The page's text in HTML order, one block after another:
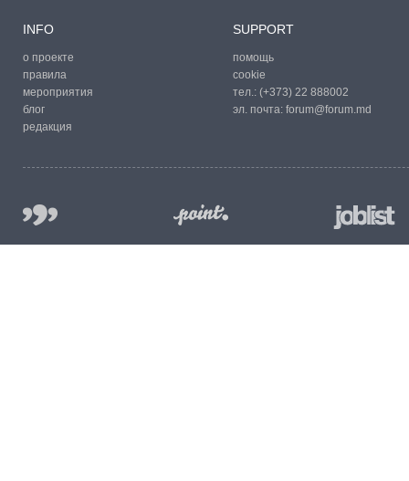
INFO
о проекте
правила
мероприятия
блог
редакция
SUPPORT
помощь
cookie
тел.: (+373) 22 888002
эл. почта: forum@forum.md